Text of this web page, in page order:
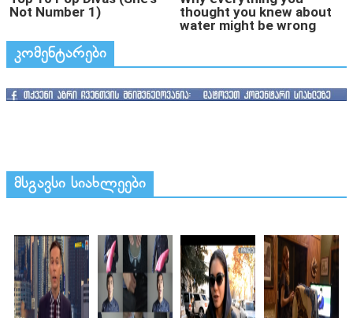
კომენტარები
მსგავსი სიახლეები